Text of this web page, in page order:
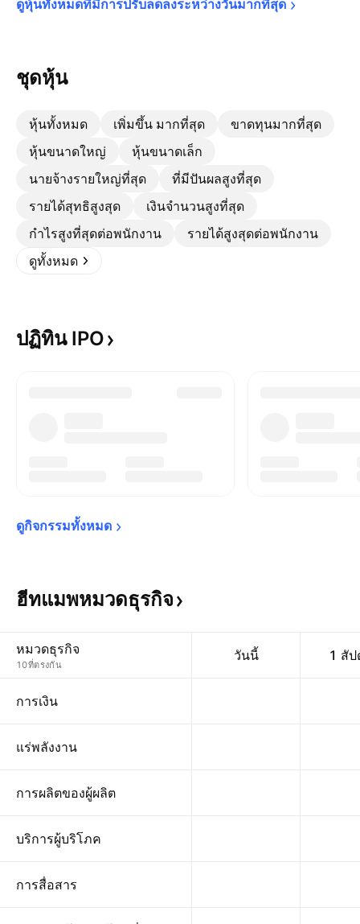
ดูหุ้นทั้งหมดที่มีการปรับลดลงระหว่างวันมากที่สุด
ชุดหุ้น
หุ้นทั้งหมด เพิ่มขึ้น มากที่สุด
ขาดทุนมากที่สุด
หุ้นขนาดใหญ่
หุ้นขนาดเล็ก
นายจ้างรายใหญ่ที่สุด
ที่มีปันผลสูงที่สุด
รายได้สุทธิสูงสุด
เงินจำนวนสูงที่สุด
กำไรสูงที่สุดต่อพนักงาน
รายได้สูงสุดต่อพนักงาน
ดูทั้งหมด
ปฏิทิน IPO
ดูกิจกรรมทั้งหมด
ฮีทแมพหมวดธุรกิจ
หมวดธุรกิจ
10ที่ตรงกัน
วันนี้ 1 สั
การเงิน
แร่พลังงาน
การผลิตของผู้ผลิต
บริการผู้บริโภค
การสื่อสาร